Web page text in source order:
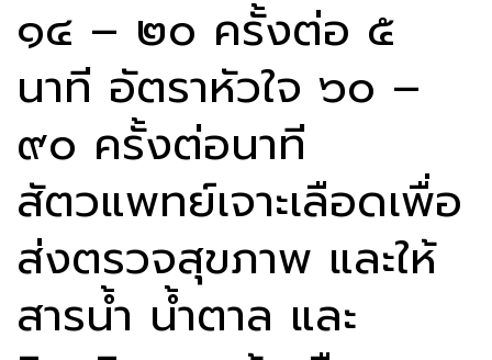
๑๔ – ๒๐ ครั้งต่อ ๕
นาที อัตราหัวใจ ๖๐ –
๙๐ ครั้งต่อนาที
สัตวแพทย์เจาะเลือดเพื่อ
ส่งตรวจสุขภาพ และให้
สารน้ำ น้ำตาล และ